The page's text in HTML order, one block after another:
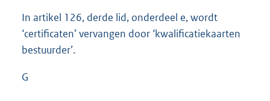
In artikel 126, derde lid, onderdeel e, wordt
‘certificaten’ vervangen door ‘kwalificatiekaarten
bestuurder’.
G